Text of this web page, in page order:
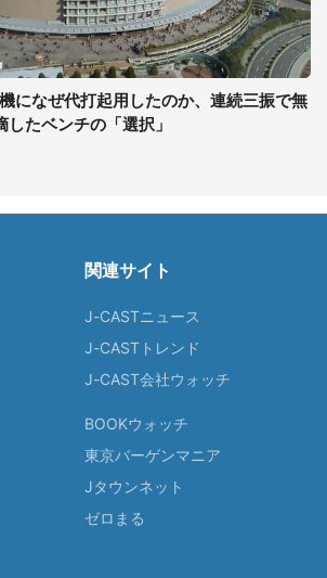
になぜ代打起用したのか、連続三振で無
たベンチの「選択」
関連サイト
J-CASTニュース
J-CASTトレンド
J-CAST会社ウォッチ
BOOKウォッチ
東京バーゲンマニア
Jタウンネット
ゼロまる